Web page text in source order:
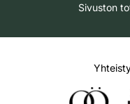
Sivuston